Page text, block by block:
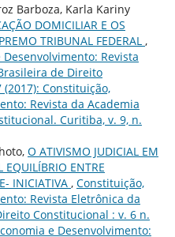
Barboza, Karla Kariny
DOMICILIAR E OS
TRIBUNAL FEDERAL ,
Revista
de Direito
Constituição,
Revista da Academia
Curitiba, v. 9, n.
O ATIVISMO JUDICIAL EM
EQUILÍBRIO ENTRE
INICIATIVA , Constituição,
Revista Eletrônica da
Constitucional : v. 6 n.
e Desenvolvimento: